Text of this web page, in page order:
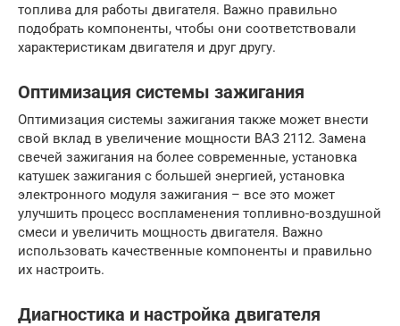
топлива для работы двигателя. Важно правильно
подобрать компоненты, чтобы они соответствовали
характеристикам двигателя и друг другу.
Оптимизация системы зажигания
Оптимизация системы зажигания также может внести
свой вклад в увеличение мощности ВАЗ 2112. Замена
свечей зажигания на более современные, установка
катушек зажигания с большей энергией, установка
электронного модуля зажигания – все это может
улучшить процесс воспламенения топливно-воздушной
смеси и увеличить мощность двигателя. Важно
использовать качественные компоненты и правильно
их настроить.
Диагностика и настройка двигателя